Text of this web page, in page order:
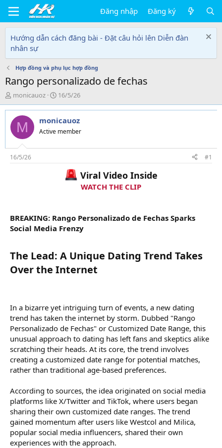
Đăng nhập Đăng ký
Hướng dẫn cách đăng bài - Đặt câu hỏi lên Diễn đàn
nhân sự
Hợp đồng và phụ lục hợp đồng
Rango personalizado de fechas
T
h
r
e
d
s
t
a
monicauoz
N
g
à
y
g
i
16/5/26
M monicauoz
Active member
16/5/26 #1
Viral Video Inside
WATCH THE CLIP
BREAKING: Rango Personalizado de Fechas Sparks
Social Media Frenzy
The Lead: A Unique Dating Trend Takes
Over the Internet​
In a bizarre yet intriguing turn of events, a new dating
trend has taken the internet by storm. Dubbed "Rango
Personalizado de Fechas" or Customized Date Range, this
unusual approach to dating has left fans and skeptics alike
scratching their heads. At its core, the trend involves
creating a customized date range for potential matches,
rather than traditional age-based preferences.
According to sources, the idea originated on social media
platforms like X/Twitter and TikTok, where users began
sharing their own customized date ranges. The trend
gained momentum after users like Westcol and Milica,
popular social media influencers, shared their own
experiences with the approach.